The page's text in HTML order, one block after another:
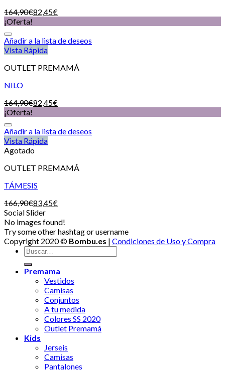
164,90€82,45€
¡Oferta!
Añadir a la lista de deseos
Vista Rápida
OUTLET PREMAMÁ
NILO
164,90€82,45€
¡Oferta!
Añadir a la lista de deseos
Vista Rápida
Agotado
OUTLET PREMAMÁ
TÁMESIS
166,90€83,45€
Social Slider
No images found!
Try some other hashtag or username
Copyright 2020 © Bombu.es | Condiciones de Uso y Compra
Premama
Vestidos
Camisas
Conjuntos
A tu medida
Colores SS 2020
Outlet Premamá
Kids
Jerseis
Camisas
Pantalones